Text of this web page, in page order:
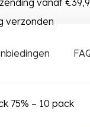
vanaf
verzonden
75% – 10 pack